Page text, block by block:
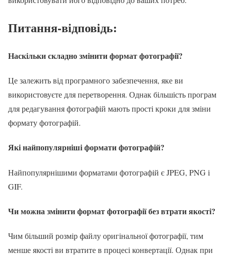
Питання-відповідь:
Наскільки складно змінити формат фотографії?
Це залежить від програмного забезпечення, яке ви
використовуєте для перетворення. Однак більшість програм
для редагування фотографій мають прості кроки для зміни
формату фотографій.
Які найпопулярніші формати фотографій?
Найпопулярнішими форматами фотографій є JPEG, PNG і
GIF.
Чи можна змінити формат фотографії без втрати якості?
Чим більший розмір файлу оригінальної фотографії, тим
менше якості ви втратите в процесі конвертації. Однак при